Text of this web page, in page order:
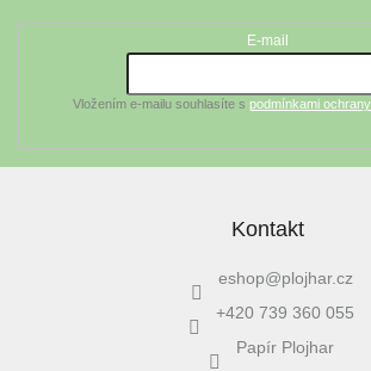
E-mail
Vložením e-mailu souhlasíte s podmínkami
Kontakt
eshop@plojhar.cz
+420 739 360 055
Papír Plojhar